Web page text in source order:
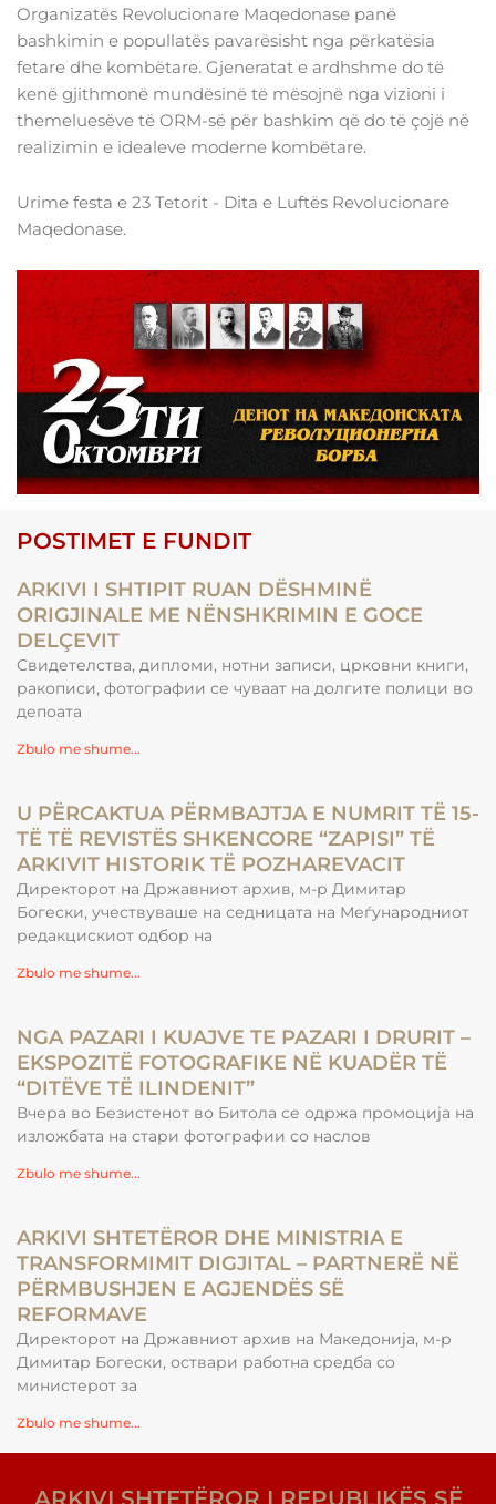
Organizatës Revolucionare Maqedonase panë
bashkimin e popullatës pavarësisht nga përkatësia
fetare dhe kombëtare. Gjeneratat e ardhshme do të
kenë gjithmonë mundësinë të mësojnë nga vizioni i
themeluesëve të ORM-së për bashkim që do të çojë në
realizimin e idealeve moderne kombëtare.
Urime festa e 23 Tetorit - Dita e Luftës Revolucionare
Maqedonase.
POSTIMET E FUNDIT
ARKIVI I SHTIPIT RUAN DËSHMINË
ORIGJINALE ME NËNSHKRIMIN E GOCE
DELÇEVIT
Свидетелства, дипломи, нотни записи, црковни книги,
ракописи, фотографии се чуваат на долгите полици во
депоата
Zbulo me shume...
U PËRCAKTUA PËRMBAJTJA E NUMRIT TË 15-
TË TË REVISTËS SHKENCORE “ZAPISI” TË
ARKIVIT HISTORIK TË POZHAREVACIT
Директорот на Државниот архив, м-р Димитар
Богески, учествуваше на седницата на Меѓународниот
редакцискиот одбор на
Zbulo me shume...
NGA PAZARI I KUAJVE TE PAZARI I DRURIT –
EKSPOZITË FOTOGRAFIKE NË KUADËR TË
“DITËVE TË ILINDENIT”
Вчера во Безистенот во Битола се одржа промоција на
изложбата на стари фотографии со наслов
Zbulo me shume...
ARKIVI SHTETËROR DHE MINISTRIA E
TRANSFORMIMIT DIGJITAL – PARTNERË NË
PËRMBUSHJEN E AGJENDËS SË
REFORMAVE
Директорот на Државниот архив на Македонија, м-р
Димитар Богески, оствари работна средба со
министерот за
Zbulo me shume...
ARKIVI SHTETËROR I REPUBLIKËS SË